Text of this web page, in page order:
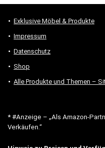
Exklusive Möbel & Produkte
Impressum
Datenschutz
Shop
Alle Produkte und Themen –
* #Anzeige – „Als Amazon-
Verkäufen.“